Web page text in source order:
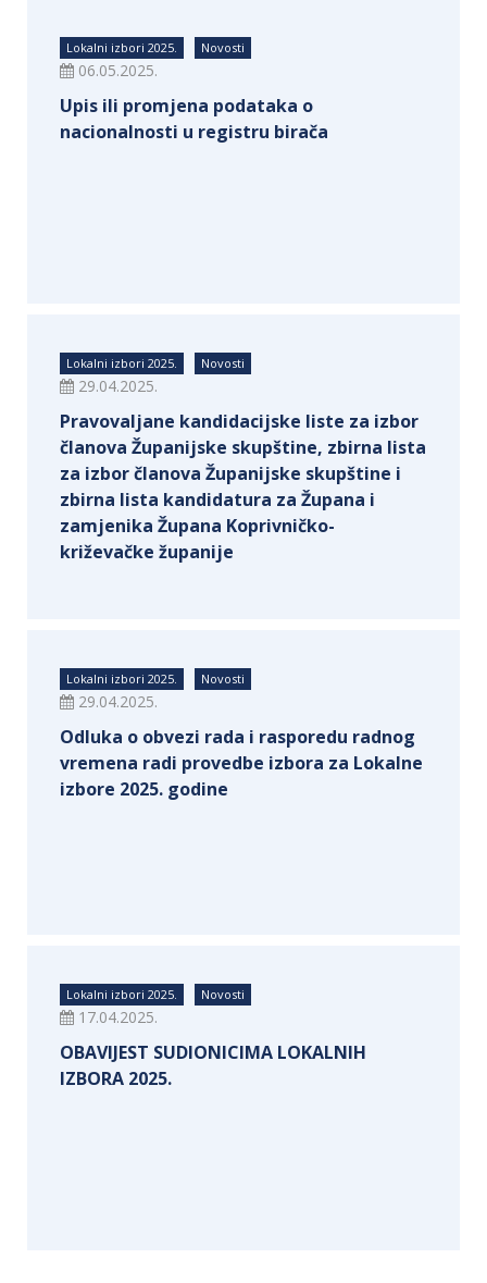
Lokalni izbori 2025. Novosti
06.05.2025.
Upis ili promjena podataka o
nacionalnosti u registru birača
Lokalni izbori 2025. Novosti
29.04.2025.
Pravovaljane kandidacijske liste za izbor
članova Županijske skupštine, zbirna lista
za izbor članova Županijske skupštine i
zbirna lista kandidatura za Župana i
zamjenika Župana Koprivničko-
križevačke županije
Lokalni izbori 2025. Novosti
29.04.2025.
Odluka o obvezi rada i rasporedu radnog
vremena radi provedbe izbora za Lokalne
izbore 2025. godine
Lokalni izbori 2025. Novosti
17.04.2025.
OBAVIJEST SUDIONICIMA LOKALNIH
IZBORA 2025.